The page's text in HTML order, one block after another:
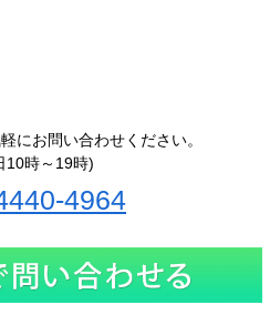
にお問い合わせください。
10時～19時)
4964